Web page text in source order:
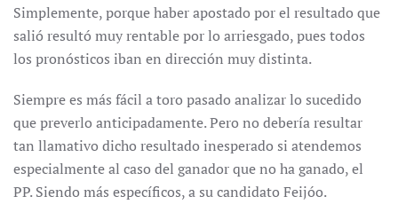
Simplemente, porque haber apostado por el resultado que
salió resultó muy rentable por lo arriesgado, pues todos
los pronósticos iban en dirección muy distinta.
Siempre es más fácil a toro pasado analizar lo sucedido
que preverlo anticipadamente. Pero no debería resultar
tan llamativo dicho resultado inesperado si atendemos
especialmente al caso del ganador que no ha ganado, el
PP. Siendo más específicos, a su candidato Feijóo.